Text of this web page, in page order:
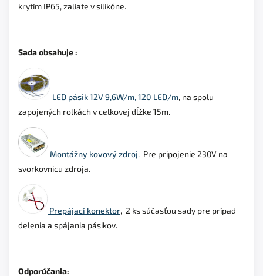
krytím IP65, zaliate v silikóne.
Sada obsahuje :
LED pásik 12V 9,6W/m, 120 LED/m, na spolu
zapojených rolkách v celkovej dĺžke 15m.
Montážny kovový zdroj. Pre pripojenie 230V na
svorkovnicu zdroja.
Prepájací konektor, 2 ks súčasťou sady pre prípad
delenia a spájania pásikov.
Odporúčania: